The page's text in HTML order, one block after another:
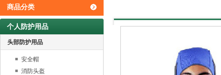
商品分类
个人防护用品
头部防护用品
安全帽
消防头盔